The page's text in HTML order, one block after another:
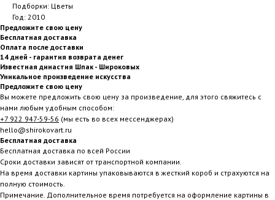
Подборки: Цветы
Год: 2010
Предложите свою цену
Бесплатная доставка
Оплата после доставки
14 дней - гарантия возврата денег
Известная династия Шпак - Широковых
Уникальное произведение искусства
Предложите свою цену
Вы можете предложить свою цену за произведение, для этого свяжитесь с
нами любым удобным способом:
+7 922 947-59-56 (мы есть во всех мессенджерах)
hello@shirokovart.ru
Бесплатная доставка
Бесплатная доставка по всей России
Сроки доставки зависят от транспортной компании.
На время доставки картины упаковываются в жесткий короб и страхуются на
полную стоимость.
Примечание. Дополнительное время потребуется на оформление картины в